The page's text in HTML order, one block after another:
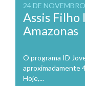
24 DE
Assis Filho
Amazonas
O programa ID
aproximadamente
Hoje,...